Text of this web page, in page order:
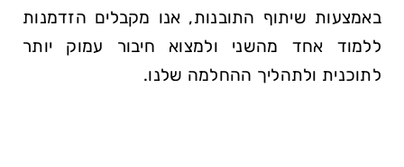
באמצעות שיתוף התובנות, אנו מקבלים הזדמנות
ללמוד אחד מהשני ולמצוא חיבור עמוק יותר
לתוכנית ולתהליך ההחלמה שלנו.